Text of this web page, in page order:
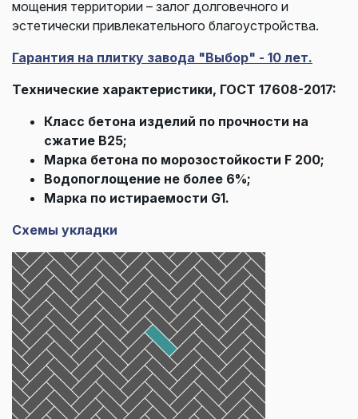
мощения территории – залог долговечного и
эстетически привлекательного благоустройства.
Гарантия на плитку завода "Выбор" - 10 лет.
Технические характеристики, ГОСТ 17608-2017:
Класс бетона изделий по прочности на
сжатие В25;
Марка бетона по морозостойкости F 200;
Водопоглощение не более 6%;
Марка по истираемости G1.
Схемы укладки